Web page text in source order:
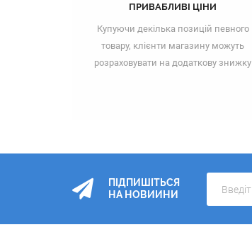
ПРИВАБЛИВІ ЦІНИ
Купуючи декілька позицій певного
товару, клієнти магазину можуть
розраховувати на додаткову знижку
ПІДПИШІТЬСЯ
НА НОВИИНИ